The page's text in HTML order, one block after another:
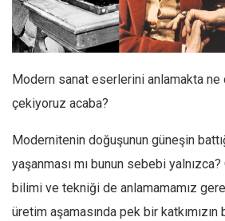
Facebook
Instagram
Editörden
Kemal Özer
Mahmut Toptaş
Yvonne Ridley
Modern sanat eserlerini anlamakta
çekiyoruz acaba?
Modernitenin doğuşunun güneşin
yaşanması mı bunun sebebi
bilimi ve tekniği de anlamamamız
üretim aşamasında pek bir katkımızın